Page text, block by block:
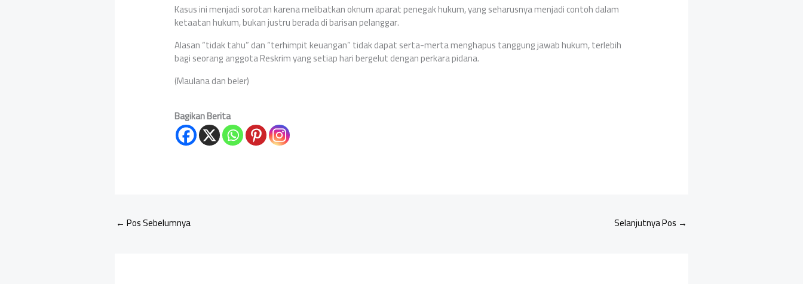
Kasus ini menjadi sorotan karena melibatkan oknum aparat penegak hukum, yang seharusnya menjadi contoh dalam
ketaatan hukum, bukan justru berada di barisan pelanggar.
Alasan “tidak tahu” dan “terhimpit keuangan” tidak dapat serta-merta menghapus tanggung jawab hukum, terlebih
bagi seorang anggota Reskrim yang setiap hari bergelut dengan perkara pidana.
(Maulana dan beler)
Bagikan Berita
← Pos Sebelumnya Selanjutnya Pos →